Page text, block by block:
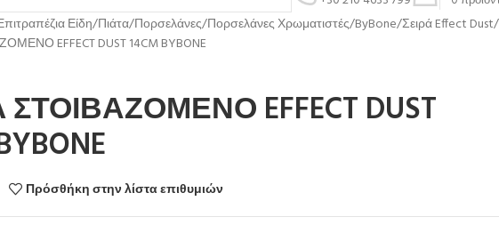
Είδη Πιάτα Πορσελάνες Πορσελάνες Χρωματιστές ByBone Σειρά Effect Dust
EFFECT DUST 14CM BYBONE
EFFECT DUST
Πρόσθήκη στην λίστα επιθυμιών